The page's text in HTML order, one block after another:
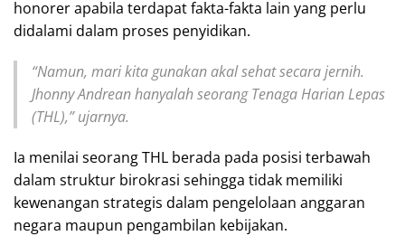
honorer apabila terdapat fakta-fakta lain yang perlu
didalami dalam proses penyidikan.
“Namun, mari kita gunakan akal sehat secara jernih.
Jhonny Andrean hanyalah seorang Tenaga Harian Lepas
(THL),” ujarnya.
Ia menilai seorang THL berada pada posisi terbawah
dalam struktur birokrasi sehingga tidak memiliki
kewenangan strategis dalam pengelolaan anggaran
negara maupun pengambilan kebijakan.